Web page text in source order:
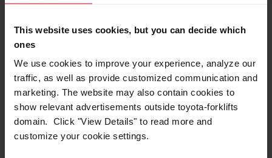
This website uses cookies, but you can decide which
ones
We use cookies to improve your experience, analyze our
traffic, as well as provide customized communication and
marketing. The website may also contain cookies to
show relevant advertisements outside toyota-forklifts
domain. Click "View Details" to read more and
customize your cookie settings.
Om oss
Arbeta hos oss
Lediga jobb
Toyota Service Concept
Hållbar utveckling